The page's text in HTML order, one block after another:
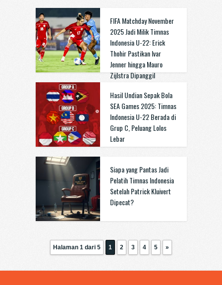
FIFA Matchday November
2025 Jadi Milik Timnas
Indonesia U-22: Erick
Thohir Pastikan Ivar
Jenner hingga Mauro
Zijlstra Dipanggil
Hasil Undian Sepak Bola
SEA Games 2025: Timnas
Indonesia U-22 Berada di
Grup C, Peluang Lolos
Lebar
Siapa yang Pantas Jadi
Pelatih Timnas Indonesia
Setelah Patrick Kluivert
Dipecat?
Halaman 1 dari 5 1 2 3 4 5 »